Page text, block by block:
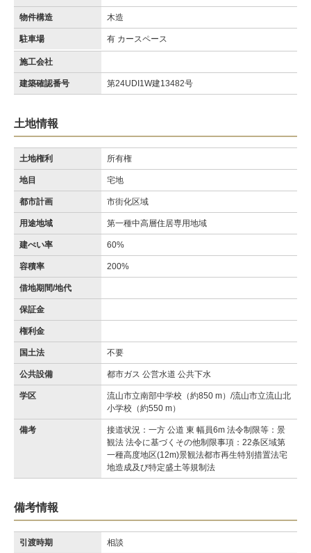
物件構造 木造
駐車場 有 カースペース
施工会社
建築確認番号 第24UDI1W建13482号
土地情報
土地権利 所有権
地目 宅地
都市計画 市街化区域
用途地域 第一種中高層住居専用地域
建ぺい率 60%
容積率 200%
借地期間/地代
保証金
権利金
国土法 不要
公共設備 都市ガス 公営水道 公共下水
学区
流山市立南部中学校（約850 m）/流山市立流山北
小学校（約550 m）
備考
接道状況：一方 公道 東 幅員6m 法令制限等：景
観法 法令に基づくその他制限事項：22条区域第
一種高度地区(12m)景観法都市再生特別措置法宅
地造成及び特定盛土等規制法
備考情報
引渡時期 相談